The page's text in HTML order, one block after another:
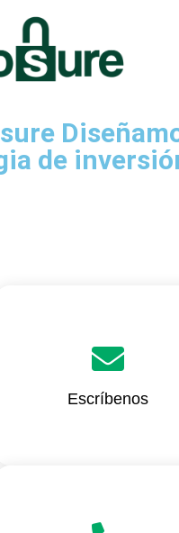
de
Escríbenos
+52 (55) 7662 3768